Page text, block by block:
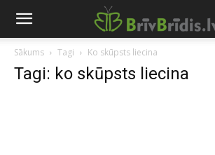
Sākums Tagi Ko skūpsts liecina
Tagi: ko skūpsts liecina